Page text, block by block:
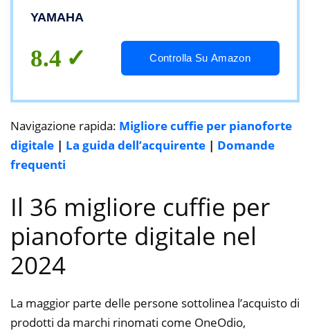
Professionale, Adatte per Strumenti
FBA_HPH50B
YAMAHA
8.4 Controlla Su Amazon
Navigazione rapida: Migliore cuffie per pianoforte
digitale | La guida dell’acquirente | Domande
frequenti
Il 36 migliore cuffie per
pianoforte digitale nel
2024
La maggior parte delle persone sottolinea l’acquisto di
prodotti da marchi rinomati come OneOdio,